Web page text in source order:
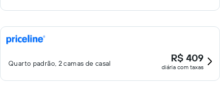
Quarto padrão, 2 camas de casal R$ 409
diária com taxas